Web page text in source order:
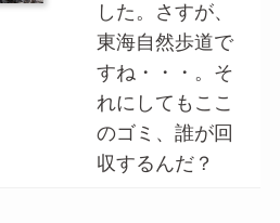
した。さすが、
東海自然歩道で
すね・・・。そ
れにしてもここ
のゴミ、誰が回
収するんだ？